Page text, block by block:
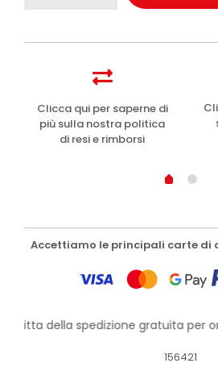
50ml
quantità
Clicca qui per saperne di
più sulla nostra politica
di resi e rimborsi
Accettiamo le principali carte di
della spedizione gratuita per
156421